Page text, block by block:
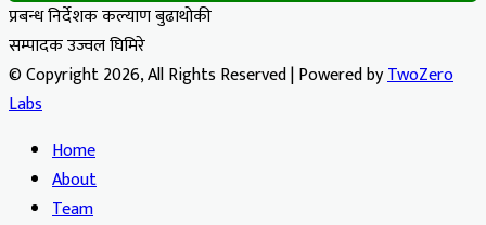
प्रबन्ध निर्देशक कल्याण बुढाथोकी
सम्पादक उज्वल घिमिरे
© Copyright 2026, All Rights Reserved | Powered byTwoZero
Labs
Home
About
Team